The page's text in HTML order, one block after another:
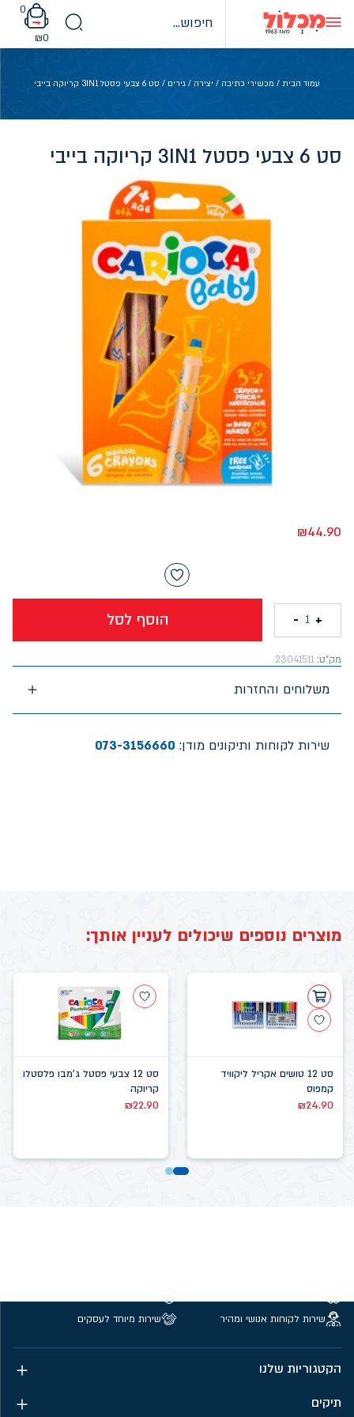
content
0
₪0
עמוד הבית / מכשירי כתיבה / יצירה / גירים / סט 6 צבעי פסטל 3IN1 קריוקה בייבי
סט 6 צבעי פסטל 3IN1 קריוקה בייבי
₪44.90
הוסף לסל +
1
-
מק"ט: 23041511
משלוחים והחזרות
שירות לקוחות ותיקונים מודן: 073-3156660
מוצרים נוספים שיכולים לעניין אותך:
סט 12 טושים אקריל ליקוויד
קמפוס
₪24.90
סט 12 צבעי פסטל ג'מבו פלסטלו
קריוקה
₪22.90
שירות לקוחות אנושי ומהיר
שירות מיוחד לעסקים
הקטגוריות שלנו
תיקים